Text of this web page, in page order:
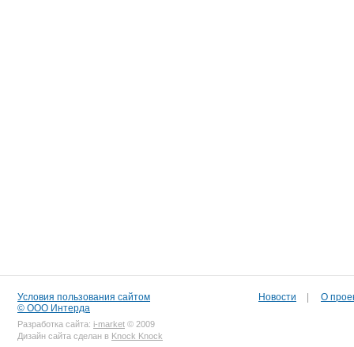
Условия пользования сайтом
© ООО Интерда
Разработка сайта: i-market © 2009
Дизайн сайта сделан в Knock Knock
Новости О